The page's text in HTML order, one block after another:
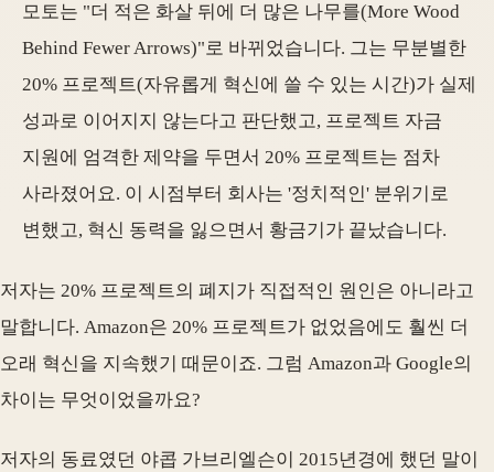
모토는 "더 적은 화살 뒤에 더 많은 나무를(More Wood
Behind Fewer Arrows)"로 바뀌었습니다. 그는 무분별한
20% 프로젝트(자유롭게 혁신에 쓸 수 있는 시간)가 실제
성과로 이어지지 않는다고 판단했고, 프로젝트 자금
지원에 엄격한 제약을 두면서 20% 프로젝트는 점차
사라졌어요. 이 시점부터 회사는 '정치적인' 분위기로
변했고, 혁신 동력을 잃으면서 황금기가 끝났습니다.
저자는 20% 프로젝트의 폐지가 직접적인 원인은 아니라고
말합니다. Amazon은 20% 프로젝트가 없었음에도 훨씬 더
오래 혁신을 지속했기 때문이죠. 그럼 Amazon과 Google의
차이는 무엇이었을까요?
저자의 동료였던 야콥 가브리엘슨이 2015년경에 했던 말이